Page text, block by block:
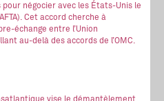
négocier avec les États-Unis le
Cet accord cherche à
échange entre l’Union
au-delà des accords de l’OMC.